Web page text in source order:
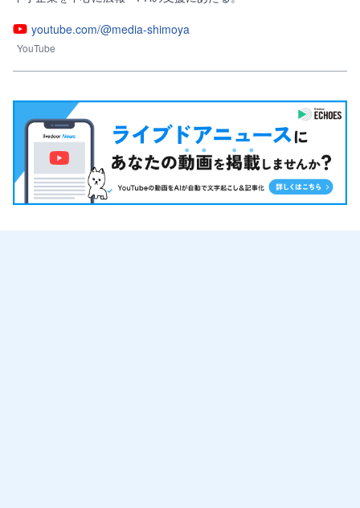
youtube.com/@media-shimoya
YouTube